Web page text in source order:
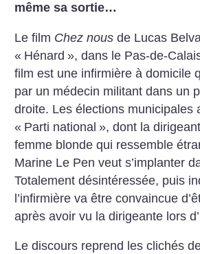
même sa sortie…
Le film Chez nous de Lucas
« Hénard », dans le Pas-de-
film est une infirmière à domicile
par un médecin militant dans un
droite. Les élections municipales
« Parti national », dont la
femme blonde qui ressemble
Marine Le Pen veut s’implanter
Totalement désintéressée, puis
l’infirmière va être convaincue
après avoir vu la dirigeante lors
Le discours reprend les clichés